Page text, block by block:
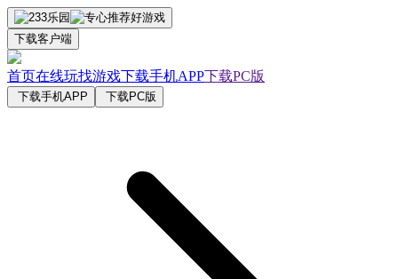
下载客户端
首页在线玩找游戏下载手机APP下载PC版
下载手机APP 下载PC版